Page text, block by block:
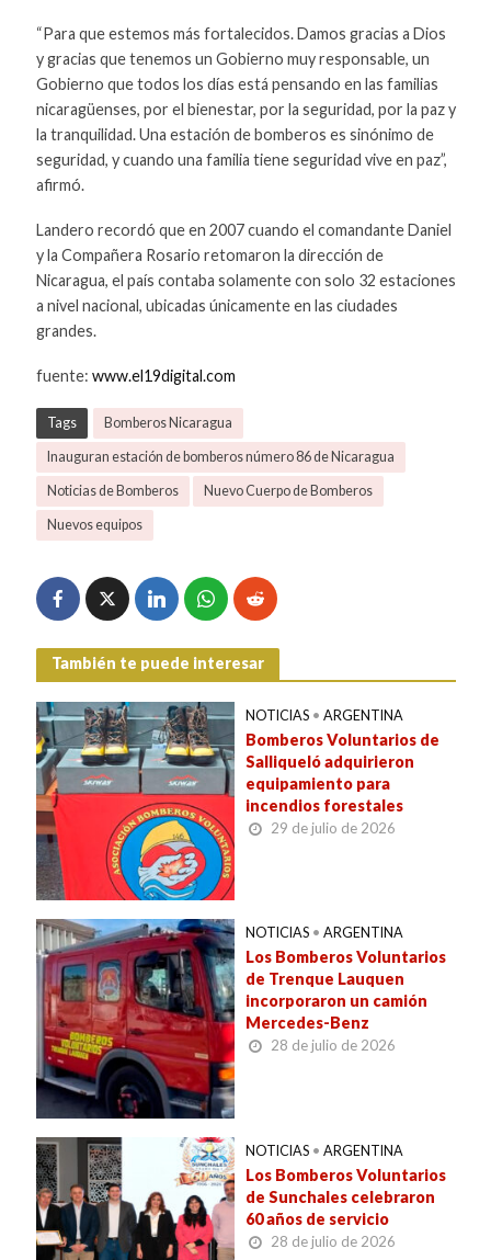
“Para que estemos más fortalecidos. Damos gracias a Dios
y gracias que tenemos un Gobierno muy responsable, un
Gobierno que todos los días está pensando en las familias
nicaragüenses, por el bienestar, por la seguridad, por la paz y
la tranquilidad. Una estación de bomberos es sinónimo de
seguridad, y cuando una familia tiene seguridad vive en paz”,
afirmó.
Landero recordó que en 2007 cuando el comandante Daniel
y la Compañera Rosario retomaron la dirección de
Nicaragua, el país contaba solamente con solo 32 estaciones
a nivel nacional, ubicadas únicamente en las ciudades
grandes.
fuente: www.el19digital.com
Tags Bomberos Nicaragua
Inauguran estación de bomberos número 86 de Nicaragua
Noticias de Bomberos Nuevo Cuerpo de Bomberos
Nuevos equipos
También te puede interesar
NOTICIAS • ARGENTINA
Bomberos Voluntarios de
Salliqueló adquirieron
equipamiento para
incendios forestales
29 de julio de 2026
NOTICIAS • ARGENTINA
Los Bomberos Voluntarios
de Trenque Lauquen
incorporaron un camión
Mercedes-Benz
28 de julio de 2026
NOTICIAS • ARGENTINA
Los Bomberos Voluntarios
de Sunchales celebraron
60 años de servicio
28 de julio de 2026